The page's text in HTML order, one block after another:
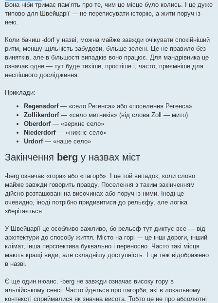
Вона ніби тримає пам’ять про те, чим це місце було колись. І це дуже
типово для Швейцарії — не переписувати історію, а жити поруч із
нею.
Коли бачиш -dorf у назві, можна майже завжди очікувати спокійніший
ритм, меншу щільність забудови, більше зелені. Це не правило без
винятків, але в більшості випадків воно працює. Для мандрівника це
означає одне — тут буде тихіше, простіше і, часто, приємніше для
неспішного дослідження.
Приклади:
Regensdorf— «село Регенса» або «поселення Регенса»
Zollikerdorf— «село митників» (від слова Zoll — мито)
Oberdorf— «верхнє село»
Niederdorf— «нижнє село»
Urdorf— «наше село»
Закінчення berg у назвах міст
-berg означає «гора» або «пагорб». І це той випадок, коли слово
майже завжди говорить правду. Поселення з таким закінченням
дійсно розташовані на височинах або поруч із ними. Іноді це
очевидно, іноді потрібно придивитися до рельєфу, але логіка
зберігається.
У Швейцарії це особливо важливо, бо рельєф тут диктує все — від
архітектури до способу життя. Місто на горі — це інші дороги, інший
клімат, інша перспектива буквально і переносно. Часто такі місця
мають кращі види, але складнішу доступність. І це теж відображено
в назві.
Є ще один нюанс. -berg не завжди означає високу гору в
альпійському сенсі. Часто йдеться про пагорби, які в локальному
контексті сприймалися як значна висота. Тобто це не про абсолютні